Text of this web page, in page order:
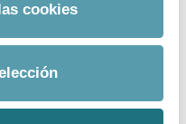
cookies